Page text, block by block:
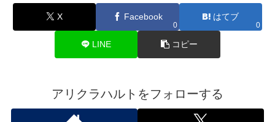
X Facebook
0
はてブ
0
LINE コピー
アリクラハルトをフォローする